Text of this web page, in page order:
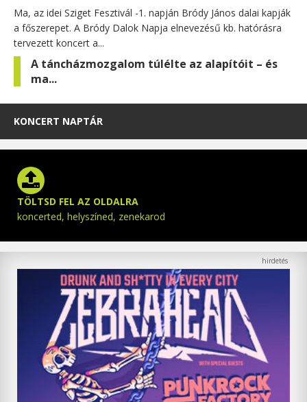
Ma, az idei Sziget Fesztivál -1. napján Bródy János dalai kapják
a főszerepet. A Bródy Dalok Napja elnevezésű kb. hatórásra
tervezett koncert a...
A táncházmozgalom túlélte az alapítóit – és
ma...
KONCERT NAPTÁR
TÖLTSD FEL AZ OLDALRA
koncerted, helyszíned, zenekarod